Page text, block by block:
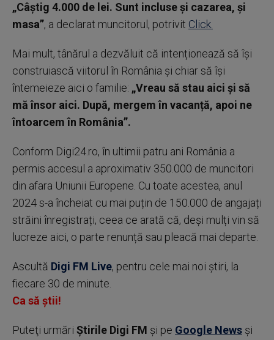
„Câștig 4.000 de lei. Sunt incluse și cazarea, și
masa”, a declarat muncitorul, potrivit Click.
Mai mult, tânărul a dezvăluit că intenționează să își
construiască viitorul în România și chiar să își
întemeieze aici o familie: „Vreau să stau aici și să
mă însor aici. După, mergem în vacanță, apoi ne
întoarcem în România”.
Conform Digi24.ro, în ultimii patru ani România a
permis accesul a aproximativ 350.000 de muncitori
din afara Uniunii Europene. Cu toate acestea, anul
2024 s-a încheiat cu mai puțin de 150.000 de angajați
străini înregistrați, ceea ce arată că, deși mulți vin să
lucreze aici, o parte renunță sau pleacă mai departe.
Ascultă Digi FM Live, pentru cele mai noi știri, la
fiecare 30 de minute.
Ca să știi!
Puteţi urmări Știrile Digi FM şi pe Google News şi